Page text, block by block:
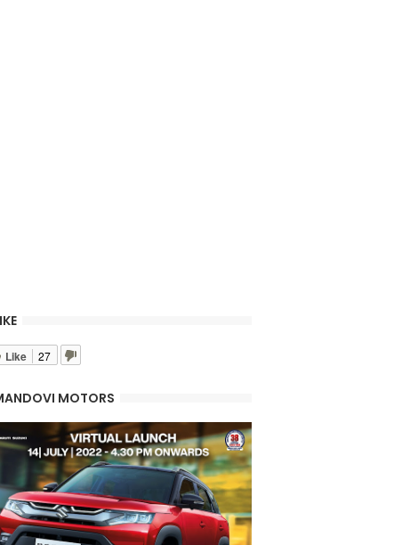
Like 27
MOTORS